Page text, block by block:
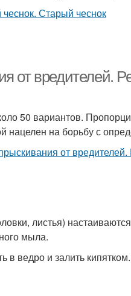
от вредителей.
50 вариантов.
нацелен на борьбу с
листья)
мыла.
в ведро и залить